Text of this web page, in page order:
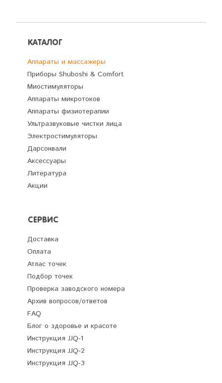
КАТАЛОГ
Аппараты и массажеры
Приборы Shuboshi & Comfort
Миостимуляторы
Аппараты микротоков
Аппараты физиотерапии
Ультразвуковые чистки лица
Электростимуляторы
Дарсонвали
Аксессуары
Литература
Акции
СЕРВИС
Доставка
Оплата
Атлас точек
Подбор точек
Проверка заводского номера
Архив вопросов/ответов
FAQ
Блог о здоровье и красоте
Инструкция JJQ-1
Инструкция JJQ-2
Инструкция JJQ-3